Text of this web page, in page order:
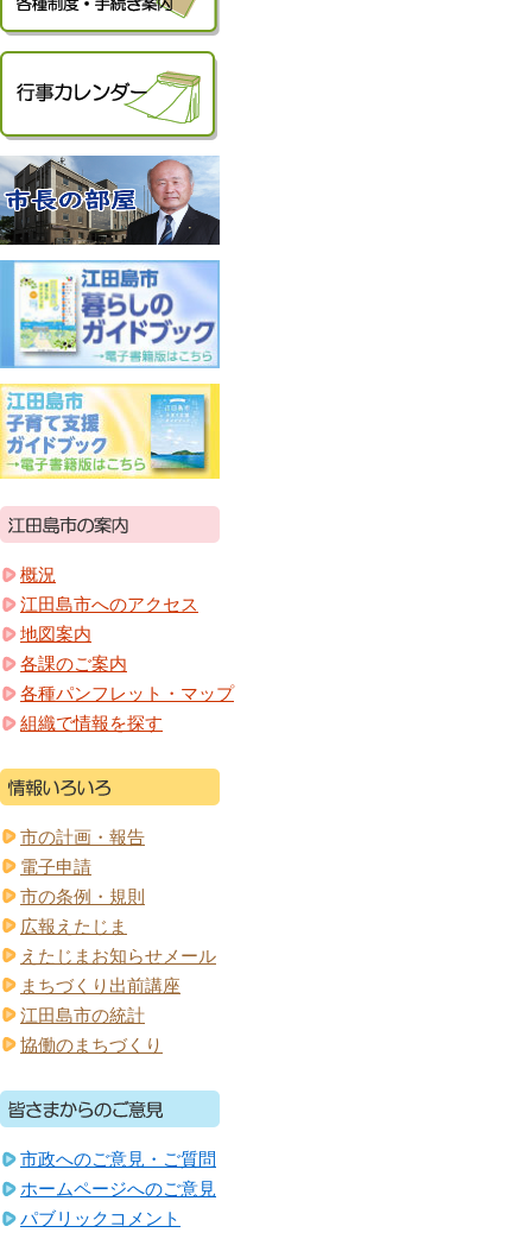
概況
江田島市へのアクセス
地図案内
各課のご案内
各種パンフレット・マップ
組織で情報を探す
市の計画・報告
電子申請
市の条例・規則
広報えたじま
えたじまお知らせメール
まちづくり出前講座
江田島市の統計
協働のまちづくり
市政へのご意見・ご質問
ホームページへのご意見
パブリックコメント